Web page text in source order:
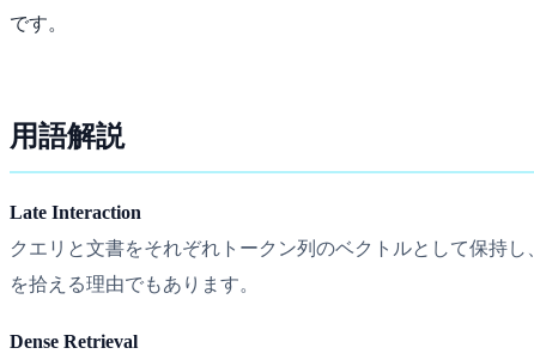
です。
用語解説
Late Interaction
クエリと文書をそれぞれトークン列のベクトルとして保持
を拾える理由でもあります。
Dense Retrieval